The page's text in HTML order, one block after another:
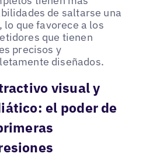
de saltarse una
lo que favorece a los
que tienen
precisos y
diseñados.
visual y
el poder de